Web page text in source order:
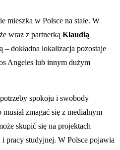
mieszka w Polsce na stałe. W
wraz z partnerką Klaudią
– dokładna lokalizacja pozostaje
Angeles lub innym dużym
spokoju i swobody
zmagać się z medialnym
skupić się na projektach
pracy studyjnej. W Polsce pojawia